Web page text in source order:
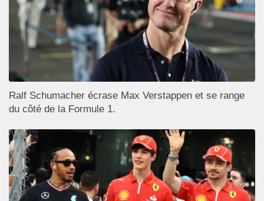
Ralf Schumacher écrase Max Verstappen et se range
du côté de la Formule 1.